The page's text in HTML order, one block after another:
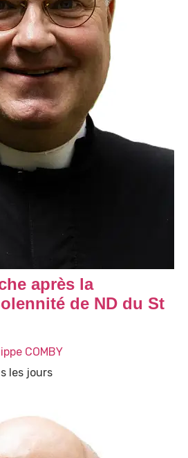
après la
de ND du St
COMBY
les jours